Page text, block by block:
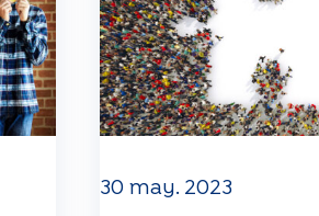
30 may. 2023